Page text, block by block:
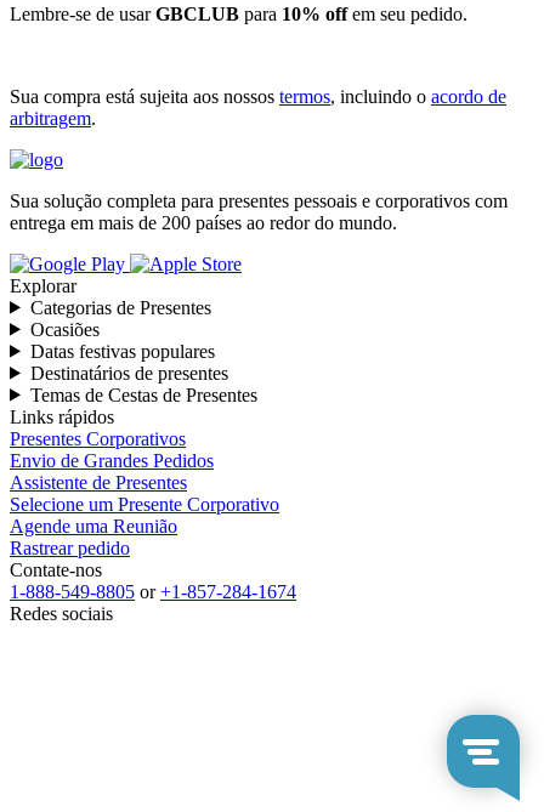
Lembre-se de usarGBCLUB para 10% offem seu pedido.
Sua compra está sujeita aos nossos termos, incluindo o acordo de
arbitragem.
Sua solução completa para presentes pessoais e corporativos com
entrega em mais de 200 países ao redor do mundo.
Explorar
Categorias de Presentes
Ocasiões
Datas festivas populares
Destinatários de presentes
Temas de Cestas de Presentes
Links rápidos
Presentes Corporativos
Envio de Grandes Pedidos
Assistente de Presentes
Selecione um Presente Corporativo
Agende uma Reunião
Rastrear pedido
Contate-nos
1-888-549-8805 or+1-857-284-1674
Redes sociais